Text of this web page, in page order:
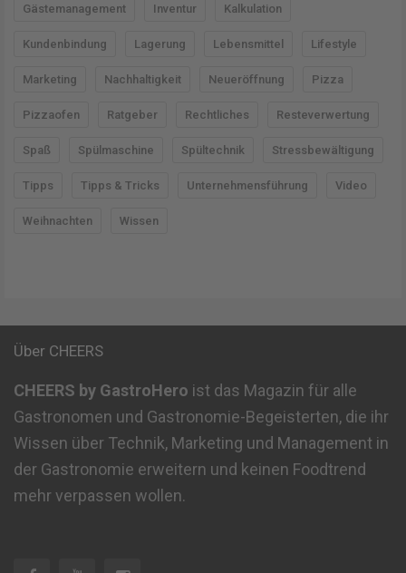
Gästemanagement Inventur Kalkulation
Kundenbindung Lagerung Lebensmittel Lifestyle
Marketing Nachhaltigkeit Neueröffnung Pizza
Pizzaofen Ratgeber Rechtliches Resteverwertung
Spaß Spülmaschine Spültechnik Stressbewältigung
Tipps Tipps & Tricks Unternehmensführung Video
Weihnachten Wissen
Über CHEERS
CHEERS by GastroHero ist das Magazin für alle
Gastronomen und Gastronomie-Begeisterten, die ihr
Wissen über Technik, Marketing und Management in
der Gastronomie erweitern und keinen Foodtrend
mehr verpassen wollen.